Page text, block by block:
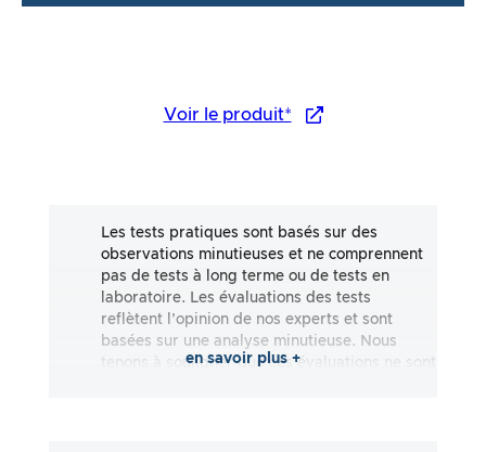
Voir le produit*
Les tests pratiques sont basés sur des
observations minutieuses et ne comprennent
pas de tests à long terme ou de tests en
laboratoire. Les évaluations des tests
reflètent l’opinion de nos experts et sont
basées sur une analyse minutieuse. Nous
tenons à souligner que ces évaluations ne sont
en savoir plus +